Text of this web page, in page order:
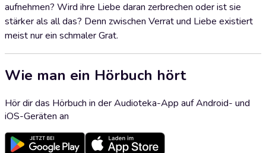
aufnehmen? Wird ihre Liebe daran zerbrechen oder ist sie
stärker als all das? Denn zwischen Verrat und Liebe existiert
meist nur ein schmaler Grat.
Wie man ein Hörbuch hört
Hör dir das Hörbuch in der Audioteka-App auf Android- und
iOS-Geräten an